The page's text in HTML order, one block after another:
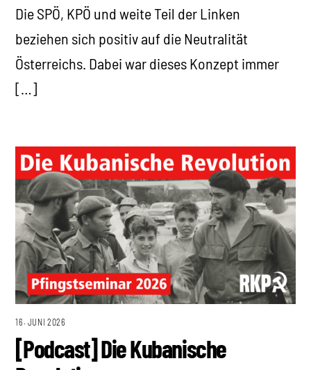
Die SPÖ, KPÖ und weite Teil der Linken
beziehen sich positiv auf die Neutralität
Österreichs. Dabei war dieses Konzept immer
[…]
16. JUNI 2026
[Podcast] Die Kubanische